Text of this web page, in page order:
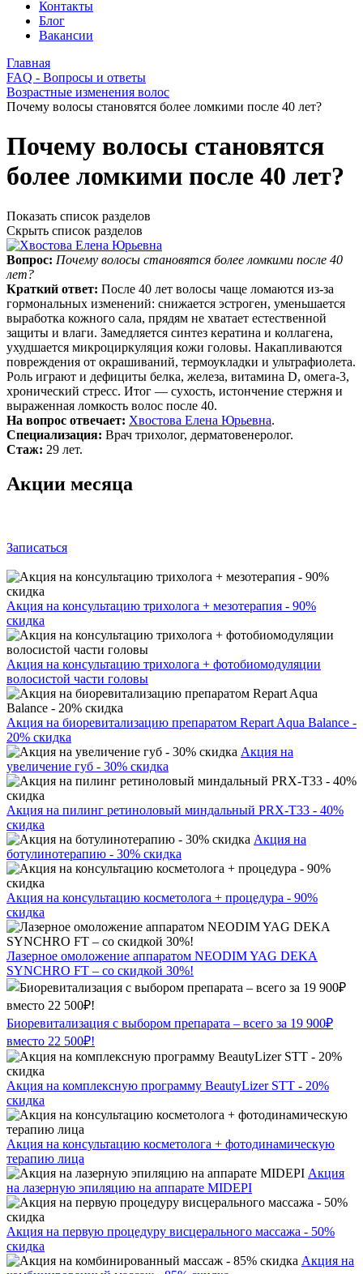
Контакты
Блог
Вакансии
Главная
FAQ - Вопросы и ответы
Возрастные изменения волос
Почему волосы становятся более ломкими после 40 лет?
Почему волосы становятся
более ломкими после 40 лет?
Показать список разделов
Скрыть список разделов
Вопрос: Почему волосы становятся более ломкими после 40
лет?
Краткий ответ: После 40 лет волосы чаще ломаются из‑за
гормональных изменений: снижается эстроген, уменьшается
выработка кожного сала, прядям не хватает естественной
защиты и влаги. Замедляется синтез кератина и коллагена,
ухудшается микроциркуляция кожи головы. Накапливаются
повреждения от окрашиваний, термоукладки и ультрафиолета.
Роль играют и дефициты белка, железа, витамина D, омега‑3,
хронический стресс. Итог — сухость, истончение стержня и
выраженная ломкость волос после 40.
На вопрос отвечает: Хвостова Елена Юрьевна.
Специализация: Врач трихолог, дерматовенеролог.
Стаж: 29 лет.
Акции месяца
Записаться
Акция на консультацию трихолога + мезотерапия - 90%
скидка
Акция на консультацию трихолога + фотобиомодуляции
волосистой части головы
Акция на биоревитализацию препаратом Repart Aqua Balance -
20% скидка
Акция на
увеличение губ - 30% скидка
Акция на пилинг ретиноловый миндальный PRX-T33 - 40%
скидка
Акция на
ботулинотерапию - 30% скидка
Акция на консультацию косметолога + процедура - 90%
скидка
Лазерное омоложение аппаратом NEODIM YAG DEKA
SYNCHRO FT – со скидкой 30%!
Биоревитализация с выбором препарата – всего за 19 900₽
вместо 22 500₽!
Акция на комплексную программу BeautyLizer STT - 20%
скидка
Акция на консультацию косметолога + фотодинамическую
терапию лица
Акция
на лазерную эпиляцию на аппарате MIDEPI
Акция на первую процедуру висцерального массажа - 50%
скидка
Акция на